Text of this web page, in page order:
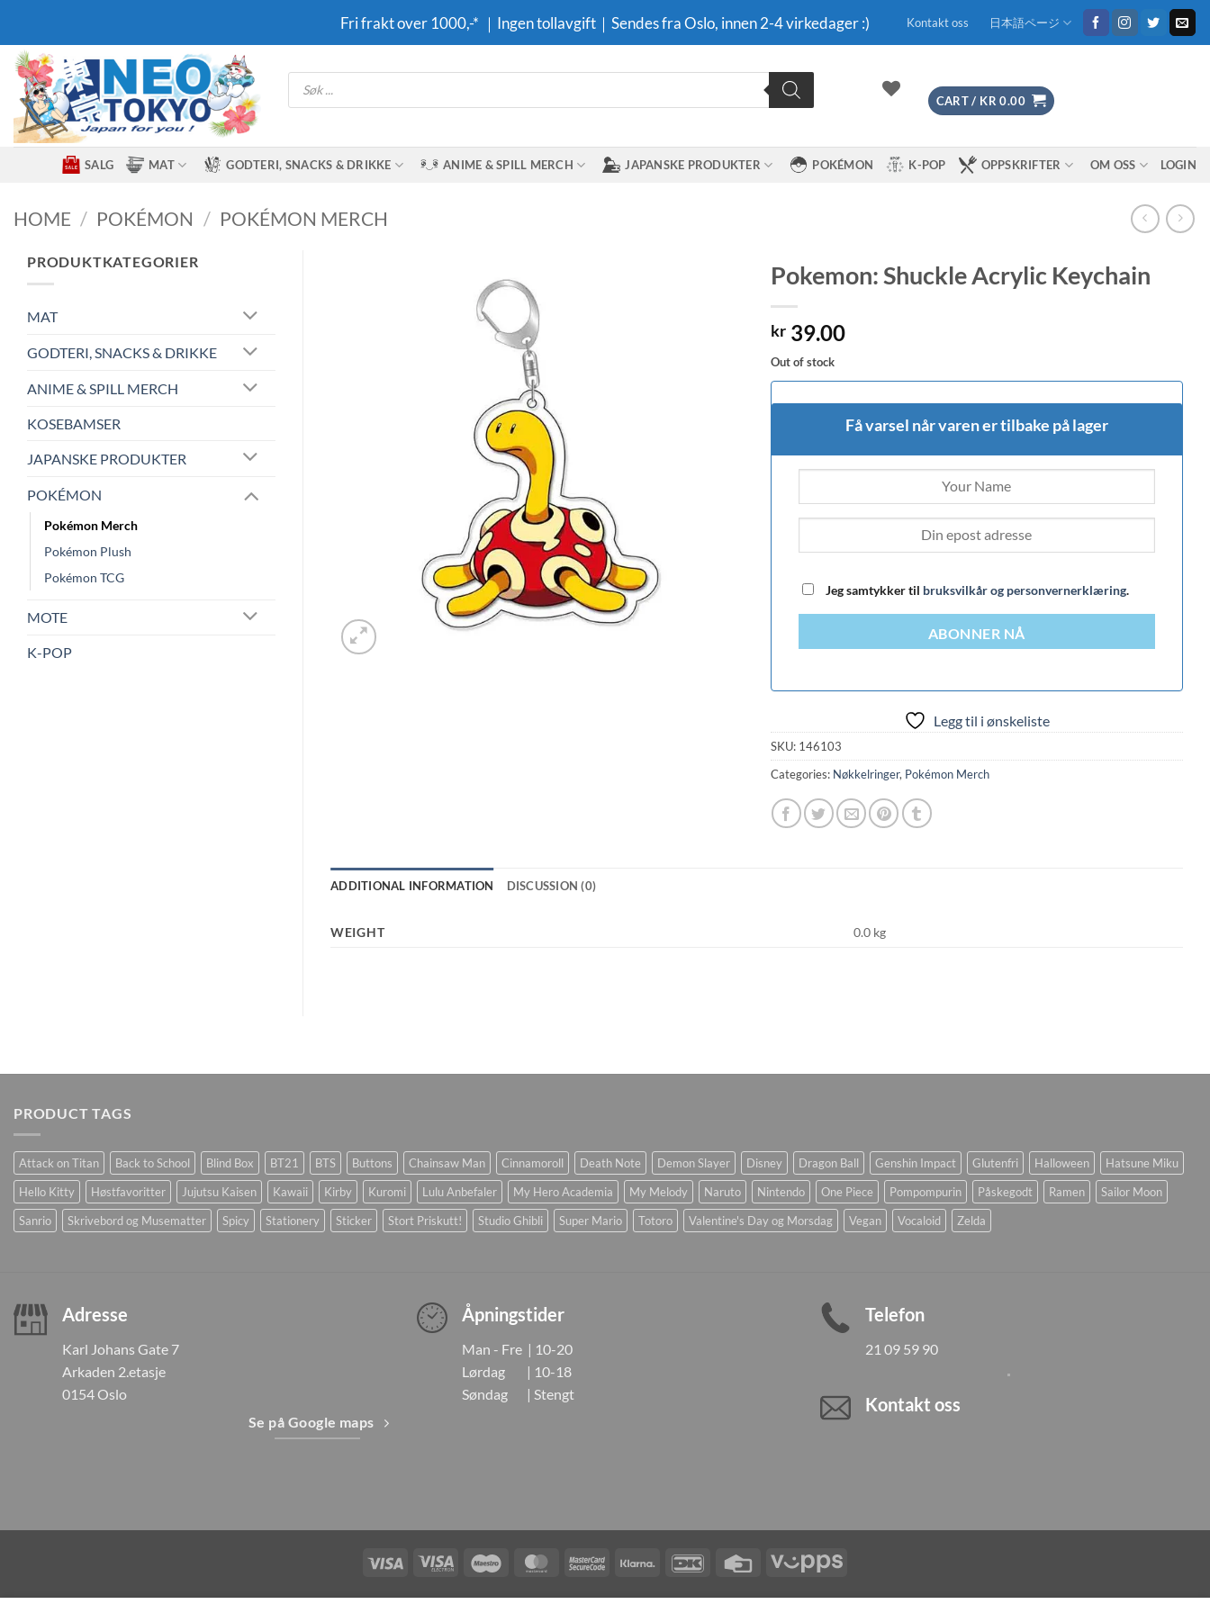
content
Fri frakt over 1000,-* ｜Ingen tollavgift｜Sendes fra Oslo, innen 2-4 virkedager :) Kontakt oss 日本語ページ
Products
search
CART / KR 0.00
SALG MAT GODTERI, SNACKS & DRIKKE ANIME & SPILL MERCH JAPANSKE PRODUKTER POKÉMON K-POP OPPSKRIFTER OM OSS LOGIN
HOME / POKÉMON / POKÉMON MERCH
PRODUKTKATEGORIER
MAT
GODTERI, SNACKS & DRIKKE
ANIME & SPILL MERCH
KOSEBAMSER
JAPANSKE PRODUKTER
POKÉMON
Pokémon Merch
Pokémon Plush
Pokémon TCG
MOTE
K-POP
Pokemon: Shuckle Acrylic Keychain
kr39.00
Out of stock
Få varsel når varen er tilbake på lager
Jeg samtykker til bruksvilkår og personvernerklæring.
ABONNER NÅ
Legg til i ønskeliste
SKU: 146103
Categories: Nøkkelringer, Pokémon Merch
ADDITIONAL INFORMATION DISCUSSION (0)
WEIGHT 0.0 kg
PRODUCT TAGS
Attack on Titan Back to School Blind Box BT21 BTS Buttons Chainsaw Man Cinnamoroll Death Note Demon Slayer Disney Dragon Ball Genshin Impact Glutenfri Halloween
Hatsune Miku
Hello Kitty
Høstfavoritter Jujutsu Kaisen Kawaii Kirby Kuromi Lulu Anbefaler My Hero Academia My Melody Naruto Nintendo One Piece Pompompurin Påskegodt Ramen
Sailor Moon
Sanrio
Skrivebord og Musematter Spicy Stationery Sticker Stort Priskutt! Studio Ghibli Super Mario Totoro Valentine's Day og Morsdag Vegan Vocaloid Zelda
Adresse
Karl Johans Gate 7
Arkaden 2.etasje
0154 Oslo
Se på Google maps
Åpningstider
Man - Fre | 10-20
Lørdag | 10-18
Søndag | Stengt
Telefon
21 09 59 90
Kontakt oss
Visa
Visa
Maestro MasterCardMasterCardKlarna DanKort
Credit
Vipps